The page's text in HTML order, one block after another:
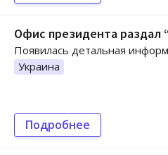
Офис президента раздал
Появилась детальная
Украина
Подробнее